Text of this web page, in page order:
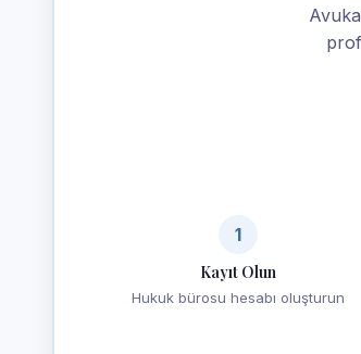
1
Kayıt Olun
Hukuk bürosu hesabı oluşturun